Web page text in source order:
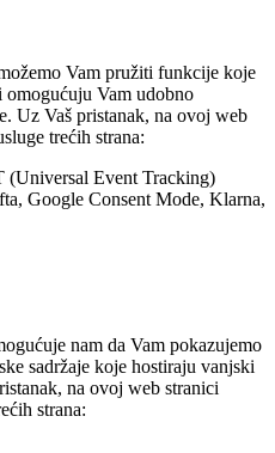
Vam pružiti funkcije koje
Vam udobno
Uz Vaš pristanak, na ovoj web
trećih strana:
(Universal Event Tracking)
Google Consent Mode, Klarna,
nam da Vam pokazujemo
sadržaje koje hostiraju vanjski
na ovoj web stranici
strana: